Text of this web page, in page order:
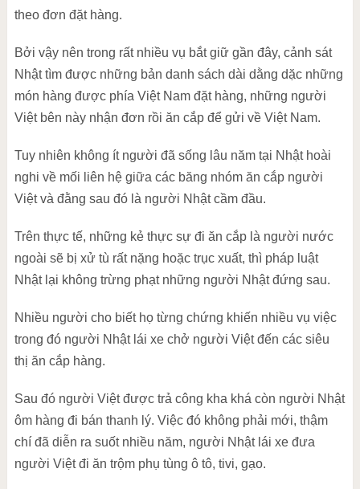
theo đơn đặt hàng.
Bởi vậy nên trong rất nhiều vụ bắt giữ gần đây, cảnh sát
Nhật tìm được những bản danh sách dài dằng dặc những
món hàng được phía Việt Nam đặt hàng, những người
Việt bên này nhận đơn rồi ăn cắp để gửi về Việt Nam.
Tuy nhiên không ít người đã sống lâu năm tại Nhật hoài
nghi về mối liên hệ giữa các băng nhóm ăn cắp người
Việt và đằng sau đó là người Nhật cầm đầu.
Trên thực tế, những kẻ thực sự đi ăn cắp là người nước
ngoài sẽ bị xử tù rất nặng hoặc trục xuất, thì pháp luật
Nhật lại không trừng phạt những người Nhật đứng sau.
Nhiều người cho biết họ từng chứng khiến nhiều vụ việc
trong đó người Nhật lái xe chở người Việt đến các siêu
thị ăn cắp hàng.
Sau đó người Việt được trả công kha khá còn người Nhật
ôm hàng đi bán thanh lý. Việc đó không phải mới, thậm
chí đã diễn ra suốt nhiều năm, người Nhật lái xe đưa
người Việt đi ăn trộm phụ tùng ô tô, tivi, gạo.